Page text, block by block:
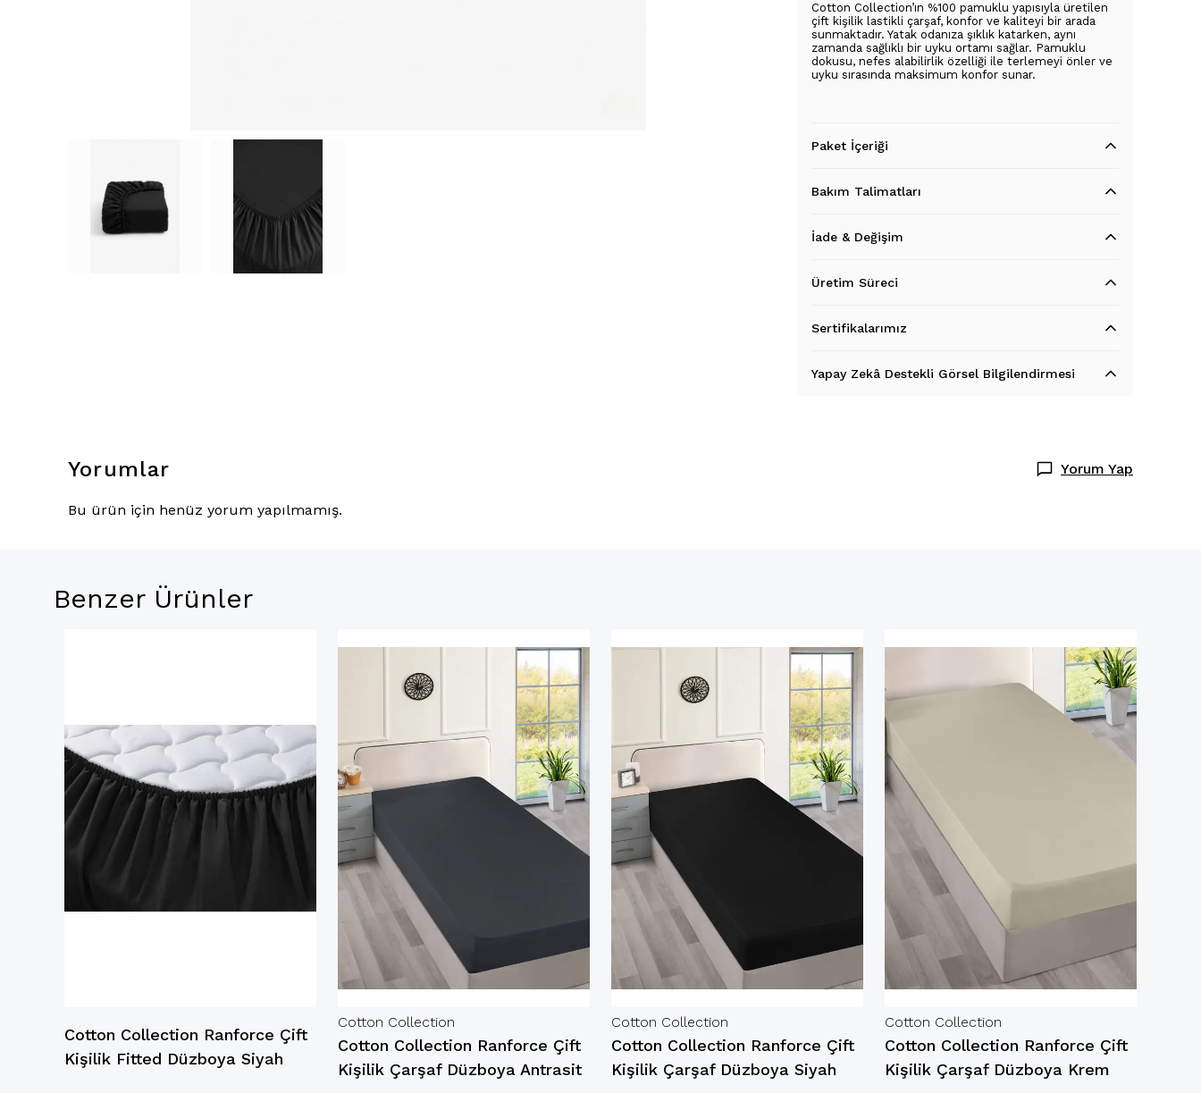
Cotton Collection’ın %100 pamuklu yapısıyla üretilen
çift kişilik lastikli çarşaf, konfor ve kaliteyi bir arada
sunmaktadır. Yatak odanıza şıklık katarken, aynı
zamanda sağlıklı bir uyku ortamı sağlar. Pamuklu
dokusu, nefes alabilirlik özelliği ile terlemeyi önler ve
uyku sırasında maksimum konfor sunar.
Paket İçeriği
Bakım Talimatları
İade & Değişim
Üretim Süreci
Sertifikalarımız
Yapay Zekâ Destekli Görsel Bilgilendirmesi
Yorumlar Yorum Yap
Bu ürün için henüz yorum yapılmamış.
Benzer Ürünler
Cotton Collection Ranforce Çift
Kişilik Fitted Düzboya Siyah
Cotton Collection
Cotton Collection Ranforce Çift
Kişilik Çarşaf Düzboya Antrasit
Cotton Collection
Cotton Collection Ranforce Çift
Kişilik Çarşaf Düzboya Siyah
Cotton Collection
Cotton Collection Ranforce Çift
Kişilik Çarşaf Düzboya Krem